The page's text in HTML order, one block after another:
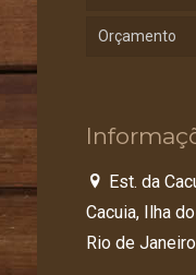
Orçamento
Est. da
Cacuia, Ilha
Rio de